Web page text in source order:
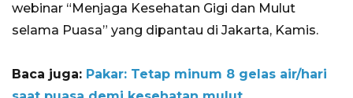
webinar “Menjaga Kesehatan Gigi dan Mulut
selama Puasa” yang dipantau di Jakarta, Kamis.
Baca juga: Pakar: Tetap minum 8 gelas air/hari